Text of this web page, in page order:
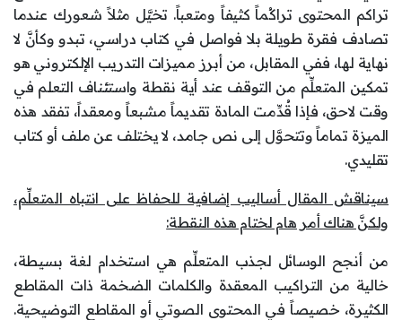
تراكم المحتوى تراكُماً كثيفاً ومتعباً. تخيَّل مثلاً شعورك عندما
تصادف فقرة طويلة بلا فواصل في كتاب دراسي، تبدو وكأنَّ لا
نهاية لها، ففي المقابل، من أبرز مميزات التدريب الإلكتروني هو
تمكين المتعلِّم من التوقف عند أية نقطة واستئناف التعلم في
وقت لاحق، فإذا قُدِّمت المادة تقديماً مشبعاً ومعقداً، تفقد هذه
الميزة تماماً وتتحوَّل إلى نص جامد، لا يختلف عن ملف أو كتاب
تقليدي.
سيناقش المقال أساليب إضافية للحفاظ على انتباه المتعلِّم،
ولكنَّ هناك أمر هام لختام هذه النقطة:
من أنجح الوسائل لجذب المتعلِّم هي استخدام لغة بسيطة،
خالية من التراكيب المعقدة والكلمات الضخمة ذات المقاطع
الكثيرة، خصيصاً في المحتوى الصوتي أو المقاطع التوضيحية.